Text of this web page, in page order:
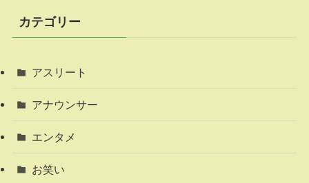
カテゴリー
アスリート
アナウンサー
エンタメ
お笑い